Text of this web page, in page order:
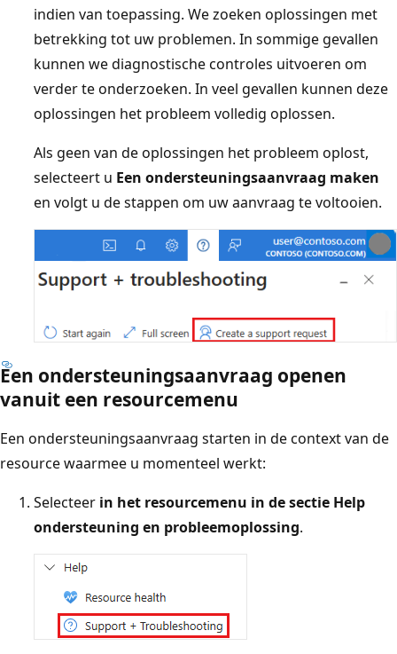
indien van toepassing. We zoeken oplossingen met
betrekking tot uw problemen. In sommige gevallen
kunnen we diagnostische controles uitvoeren om
verder te onderzoeken. In veel gevallen kunnen deze
oplossingen het probleem volledig oplossen.
Als geen van de oplossingen het probleem oplost,
selecteert u Een ondersteuningsaanvraag maken
en volgt u de stappen om uw aanvraag te voltooien.
Een ondersteuningsaanvraag openen
vanuit een resourcemenu
Een ondersteuningsaanvraag starten in de context van de
resource waarmee u momenteel werkt:
Selecteer in het resourcemenu in desectie Help
ondersteuning en probleemoplossing.